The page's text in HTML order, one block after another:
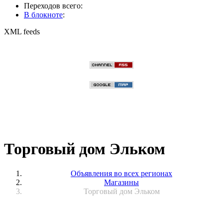
Переходов всего:
В блокноте:
XML feeds
Торговый дом Эльком
Объявления во всех регионах
Магазины
Торговый дом Эльком